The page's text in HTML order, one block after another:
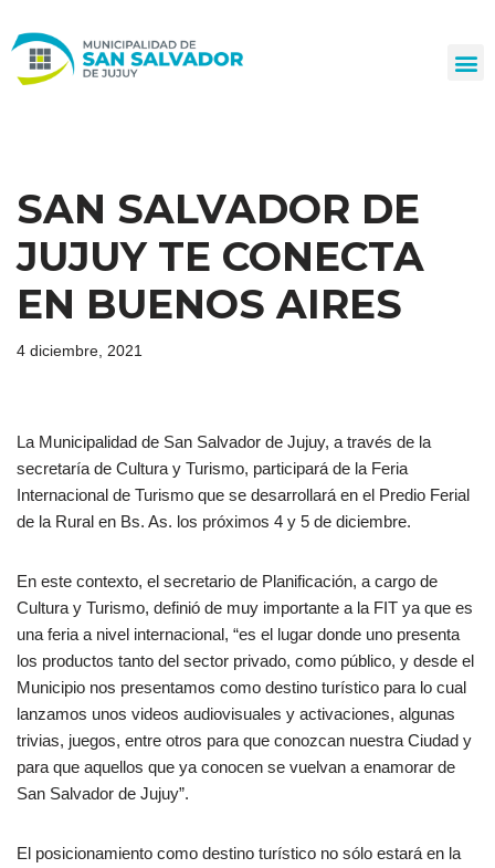
al
SAN SALVADOR DE
JUJUY TE CONECTA
EN BUENOS AIRES
4 diciembre, 2021
La Municipalidad de San Salvador de Jujuy, a través de la
secretaría de Cultura y Turismo, participará de la Feria
Internacional de Turismo que se desarrollará en el Predio Ferial
de la Rural en Bs. As. los próximos 4 y 5 de diciembre.
En este contexto, el secretario de Planificación, a cargo de
Cultura y Turismo, definió de muy importante a la FIT ya que es
una feria a nivel internacional, “es el lugar donde uno presenta
los productos tanto del sector privado, como público, y desde el
Municipio nos presentamos como destino turístico para lo cual
lanzamos unos videos audiovisuales y activaciones, algunas
trivias, juegos, entre otros para que conozcan nuestra Ciudad y
para que aquellos que ya conocen se vuelvan a enamorar de
San Salvador de Jujuy”.
El posicionamiento como destino turístico no sólo estará en la